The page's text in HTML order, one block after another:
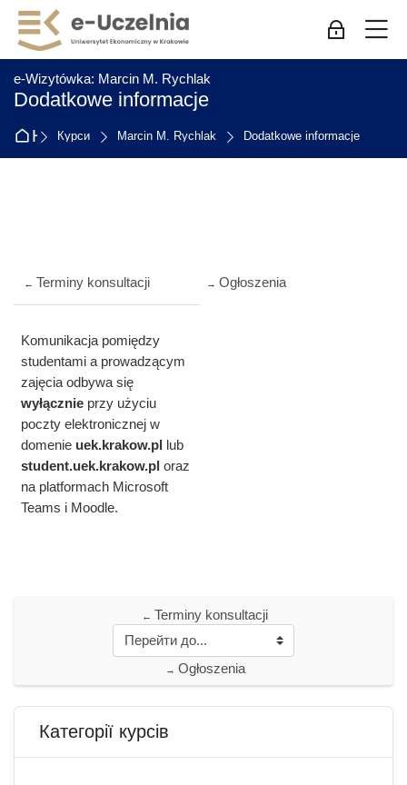
Skip to navigation
Skip to login form
Перейти до головного вмісту
Skip to accessibility options
Skip to footer
Skip accessibility options
Bхід для
e-Wizytówka: Marcin M. Rychlak
Dodatkowe informacje
На головну
Курси Marcin M. Rychlak Dodatkowe informacje
← Terminy konsultacji → Ogłoszenia
Komunikacja pomiędzy
studentami a prowadzącym
zajęcia odbywa się
wyłącznieprzy użyciu
poczty elektronicznej w
domenie uek.krakow.pl lub
student.uek.krakow.pl oraz
na platformach Microsoft
Teams i Moodle.
← Terminy konsultacji
→ Ogłoszenia
Блоки
Категорії курсів